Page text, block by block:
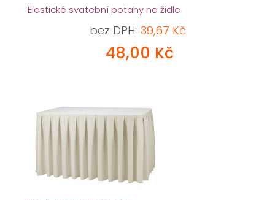
Elastické svatební potahy na židle
bez DPH: 39,67 Kč
48,00 Kč